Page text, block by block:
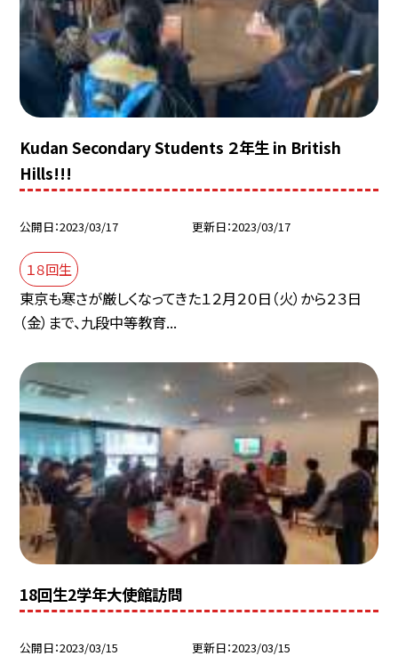
Kudan Secondary Students ２年生 in British
Hills!!!
公開日 2023/03/17 更新日 2023/03/17
１８回生
東京も寒さが厳しくなってきた１２月２０日（火）から２３日
（金）まで、九段中等教育...
18回生2学年大使館訪問
公開日 2023/03/15 更新日 2023/03/15